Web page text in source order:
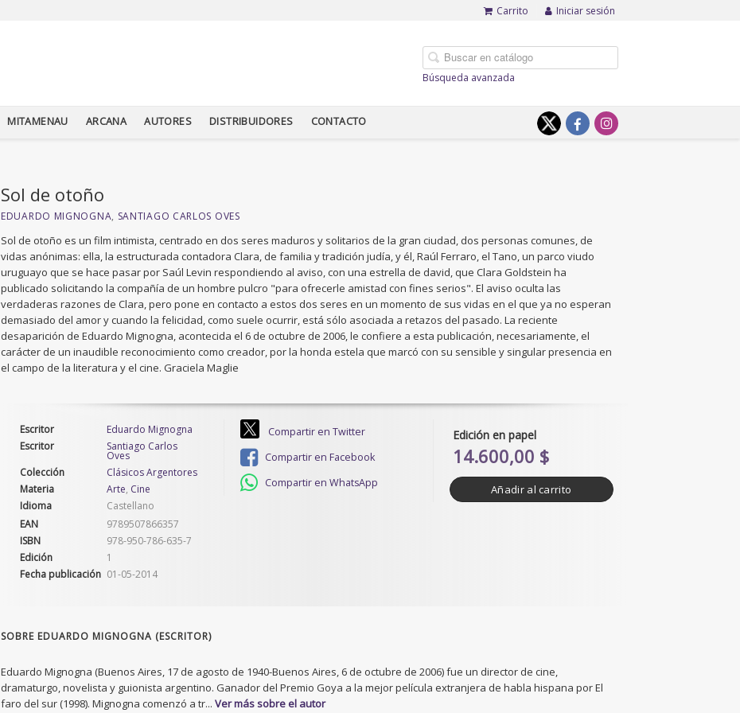
Carrito Iniciar sesión
Búsqueda avanzada
MITAMENAU ARCANA AUTORES DISTRIBUIDORES CONTACTO
Sol de otoño
EDUARDO MIGNOGNA, SANTIAGO CARLOS OVES
Sol de otoño es un film intimista, centrado en dos seres maduros y solitarios de la gran ciudad, dos personas comunes, de
vidas anónimas: ella, la estructurada contadora Clara, de familia y tradición judía, y él, Raúl Ferraro, el Tano, un parco viudo
uruguayo que se hace pasar por Saúl Levin respondiendo al aviso, con una estrella de david, que Clara Goldstein ha
publicado solicitando la compañía de un hombre pulcro "para ofrecerle amistad con fines serios". El aviso oculta las
verdaderas razones de Clara, pero pone en contacto a estos dos seres en un momento de sus vidas en el que ya no esperan
demasiado del amor y cuando la felicidad, como suele ocurrir, está sólo asociada a retazos del pasado. La reciente
desaparición de Eduardo Mignogna, acontecida el 6 de octubre de 2006, le confiere a esta publicación, necesariamente, el
carácter de un inaudible reconocimiento como creador, por la honda estela que marcó con su sensible y singular presencia en
el campo de la literatura y el cine. Graciela Maglie
Escritor
Eduardo Mignogna
Escritor
Santiago Carlos
Oves
Colección
Clásicos Argentores
Materia
Arte, Cine
Idioma
Castellano
EAN
9789507866357
ISBN
978-950-786-635-7
Edición
1
Fecha publicación 01-05-2014
Compartir en Twitter
Compartir en Facebook
Compartir en WhatsApp
Edición en papel
14.600,00 $
Añadir al carrito
SOBRE EDUARDO MIGNOGNA (ESCRITOR)
Eduardo Mignogna (Buenos Aires, 17 de agosto de 1940-Buenos Aires, 6 de octubre de 2006) fue un director de cine,
dramaturgo, novelista y guionista argentino. Ganador del Premio Goya a la mejor película extranjera de habla hispana por El
faro del sur (1998). Mignogna comenzó a tr...Ver más sobre el autor